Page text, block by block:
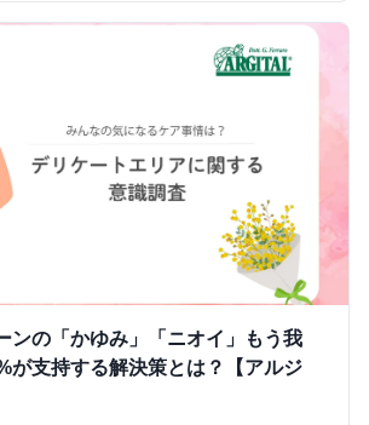
ンの「かゆみ」「ニオイ」もう我
が支持する解決策とは？【アルジ